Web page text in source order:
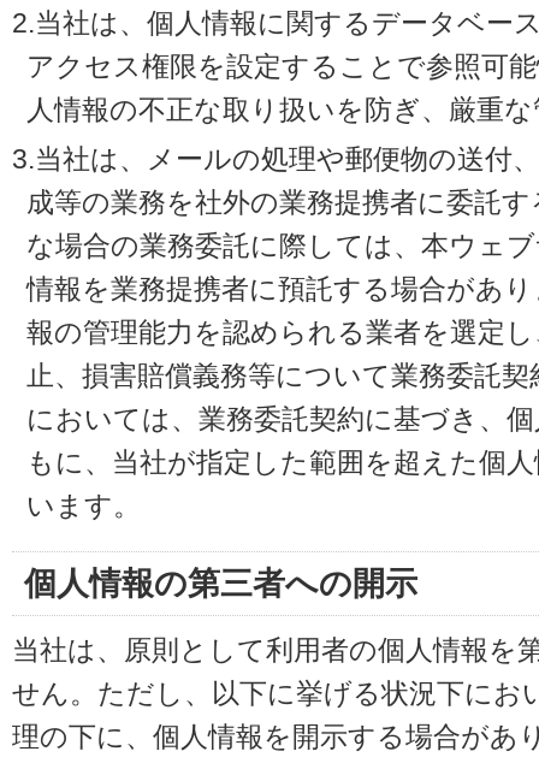
2.当社は、個人情報に関するデータベー
アクセス権限を設定することで参照可
人情報の不正な取り扱いを防ぎ、厳重
3.当社は、メールの処理や郵便物の送付
成等の業務を社外の業務提携者に委託
な場合の業務委託に際しては、本ウェ
情報を業務提携者に預託する場合があ
報の管理能力を認められる業者を選定
止、損害賠償義務等について業務委託
においては、業務委託契約に基づき、
もに、当社が指定した範囲を超えた個
います。
個人情報の第三者への開示
当社は、原則として利用者の個人情報を
せん。ただし、以下に挙げる状況下にお
理の下に、個人情報を開示する場合があ